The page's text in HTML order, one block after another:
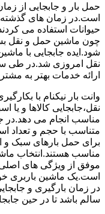
حمل بار و جابجایی از
است.در زمان های گذشته
حیوانات استفاده می
چون ماشین حمل و نقل
شود.ایده جابجایی با
نقل امروزی شد.در طی
ارائه خدمات بهتر به
وانت بار نیکنام با
نقل،جابجایی کالاها و یا
مناسب انجام می دهد.در
متناسب با حجم و تعداد
برای حمل بارهای سبک و
مناسب هستند.انتخاب
موفق از ویژگی های
است.یک ماشین باربری
در زمان بارگیری و
سالم باشد تا در حین